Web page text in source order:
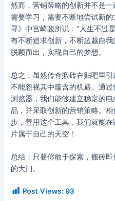
然而，营销策略的创新并不是
需要学习，需要不断地尝试新
寻》中宫崎骏所说：“人生不过
有不断追求创新，不断超越自
脱颖而出，实现自己的梦想。
总之，虽然传奇搬砖在贴吧里
不能忽视其中蕴含的机遇。通
浏览器，我们能够建立稳定的
品，并采取创新的营销策略。
步，善用这个工具，我们就能
片属于自己的天空！
总结：只要你敢于探索，搬砖
的大门。
Post Views: 93